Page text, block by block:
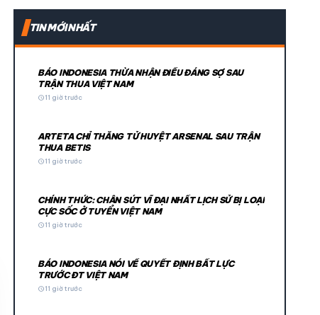
© 2026 TT24H
TIN MỚI NHẤT
BÁO INDONESIA THỪA NHẬN ĐIỀU ĐÁNG SỢ SAU
TRẬN THUA VIỆT NAM
schedule11 giờ trước
ARTETA CHỈ THẲNG TỬ HUYỆT ARSENAL SAU TRẬN
THUA BETIS
schedule11 giờ trước
CHÍNH THỨC: CHÂN SÚT VĨ ĐẠI NHẤT LỊCH SỬ BỊ LOẠI
CỰC SỐC Ở TUYỂN VIỆT NAM
schedule11 giờ trước
BÁO INDONESIA NÓI VỀ QUYẾT ĐỊNH BẤT LỰC
TRƯỚC ĐT VIỆT NAM
schedule11 giờ trước